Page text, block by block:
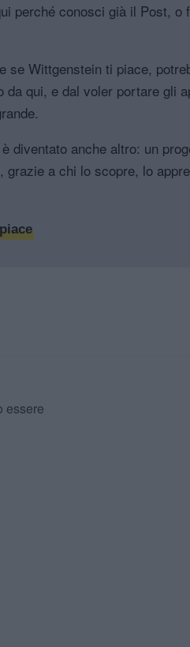
perché conosci già il Post, o
se Wittgenstein ti piace,
da qui, e dal voler portare gli
diventato anche altro: un
grazie a chi lo scopre, lo
essere